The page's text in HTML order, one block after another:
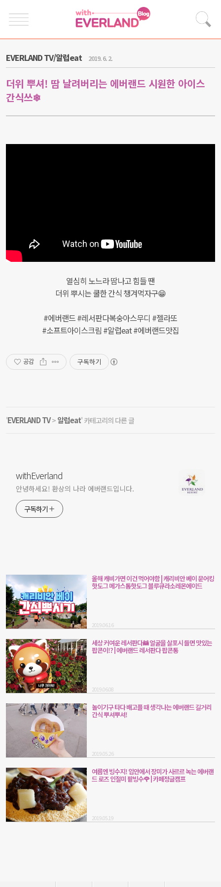
EVERLAND TV/알럽eat 2019. 6. 2.
더위 뿌셔! 땀 날려버리는 에버랜드 시원한 아이스
간식쓰❄
열심히 노느라 땀나고 힘들 땐
더위 뿌시는 쿨한 간식 챙겨먹자구😁
#에버랜드 #레서판다복숭아스무디 #젤라또
#소프트아이스크림 #알럽eat #에버랜드맛집
공감 구독하기
'EVERLAND TV> 알럽eat' 카테고리의 다른 글
withEverland
안녕하세요! 환상의 나라 에버랜드입니다.
구독하기
올해 캐비가면 이건 먹어야함 | 캐리비안 베이 문어킹
핫도그 메가스톰핫도그 블루큐라소레몬에이드
2019.06.16
세상 커여운 레서판다🦝 얼굴을 살포시 들면 맛있는
팝콘이!? | 에버랜드 레서판다 팝콘통
2019.06.08
놀이기구 타다 배고플 때 생각나는 에버랜드 길거리
간식 뿌셔뿌셔!
2019.05.26
여름엔 빙수지! 입안에서 장미가 사르르 녹는 에버랜
드 로즈 인절미 팥빙수🌹 | 카페정글캠프
2019.05.19